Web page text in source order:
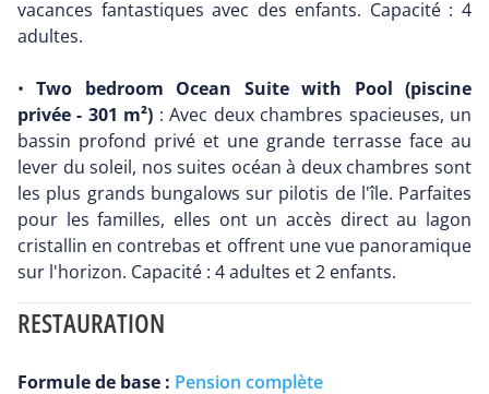
vacances fantastiques avec des enfants. Capacité : 4
adultes.
•Two bedroom Ocean Suite with Pool (piscine
privée - 301 m²) : Avec deux chambres spacieuses, un
bassin profond privé et une grande terrasse face au
lever du soleil, nos suites océan à deux chambres sont
les plus grands bungalows sur pilotis de l'île. Parfaites
pour les familles, elles ont un accès direct au lagon
cristallin en contrebas et offrent une vue panoramique
sur l'horizon. Capacité : 4 adultes et 2 enfants.
RESTAURATION
Formule de base : Pension complète